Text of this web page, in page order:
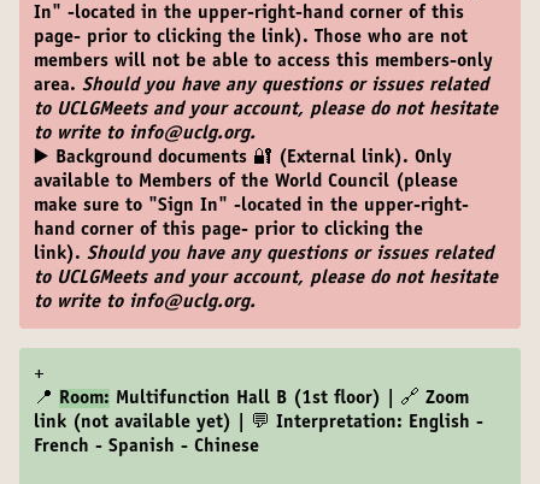
In" -located in the upper-right-hand corner of this
page- prior to clicking the link). Those who are not
members will not be able to access this members-only
area. Should you have any questions or issues related
to UCLGMeets and your account, please do not hesitate
to write to info@uclg.org.
▶️ Background documents 🔐 (External link). Only
available to Members of the World Council (please
make sure to "Sign In" -located in the upper-right-
hand corner of this page- prior to clicking the
link). Should you have any questions or issues related
to UCLGMeets and your account, please do not hesitate
to write to info@uclg.org.
+
📍
Room: Multifunction Hall B (1st floor) | 🔗 Zoom
link (not available yet) | 💬 Interpretation: English -
French - Spanish - Chinese